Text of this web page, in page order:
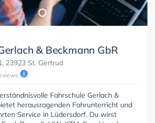
& Beckmann GbR
23923 St. Gertrud
Fahrschule Gerlach &
herausragenden Fahrunterricht und
Service in Lüdersdorf. Du wirst